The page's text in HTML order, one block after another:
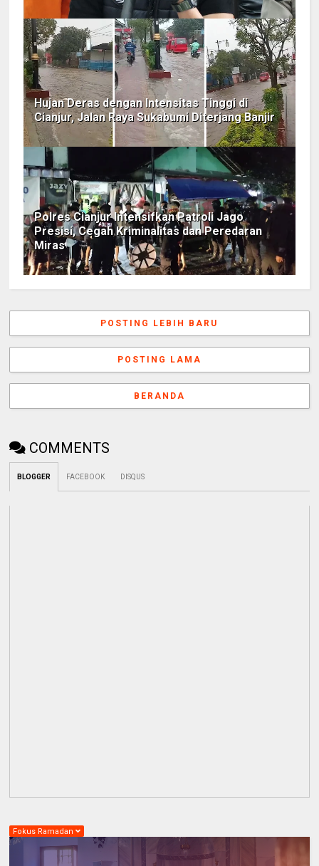
Hujan Deras dengan Intensitas Tinggi di
Cianjur, Jalan Raya Sukabumi Diterjang Banjir
Polres Cianjur Intensifkan Patroli Jago
Presisi, Cegah Kriminalitas dan Peredaran
Miras
POSTING LEBIH BARU
POSTING LAMA
BERANDA
COMMENTS
BLOGGER FACEBOOK DISQUS
Fokus Ramadan